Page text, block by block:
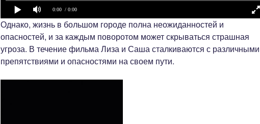
0:00 / 0:00
Однако, жизнь в большом городе полна неожиданностей и
опасностей, и за каждым поворотом может скрываться страшная
угроза. В течение фильма Лиза и Саша сталкиваются с различными
препятствиями и опасностями на своем пути.